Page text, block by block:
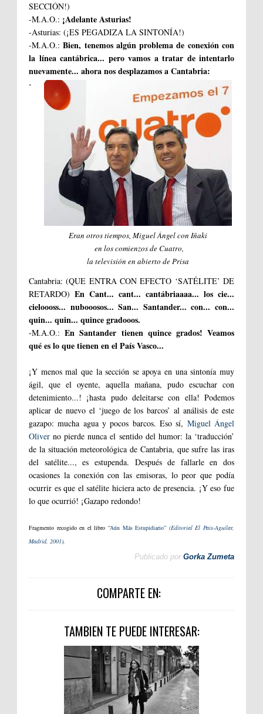
SECCIÓN!)
-M.A.O.: ¡Adelante Asturias!
-Asturias: (¡ES PEGADIZA LA SINTONÍA!)
-M.A.O.:Bien, tenemos algún problema de conexión con
la línea cantábrica... pero vamos a tratar de intentarlo
nuevamente... ahora nos desplazamos a Cantabria:
Eran otros tiempos, Miguel Ángel con Iñaki
en los comienzos de Cuatro,
la televisión en abierto de Prisa
-
Cantabria: (QUE ENTRA CON EFECTO ‘SATÉLITE’ DE
RETARDO) En Cant... cant... cantábriaaaa... los cie...
cieloooss... nubooosos... San... Santander... con... con...
quin... quin... quince gradooos.
-M.A.O.:En Santander tienen quince grados! Veamos
qué es lo que tienen en el País Vasco...
¡Y menos mal que la sección se apoya en una sintonía muy
ágil, que el oyente, aquella mañana, pudo escuchar con
detenimiento...! ¡hasta pudo deleitarse con ella! Podemos
aplicar de nuevo el ‘juego de los barcos’ al análisis de este
gazapo: mucha agua y pocos barcos. Eso sí, Miguel Ángel
Oliver no pierde nunca el sentido del humor: la ‘traducción’
de la situación meteorológica de Cantabria, que sufre las iras
del satélite..., es estupenda. Después de fallarle en dos
ocasiones la conexión con las emisoras, lo peor que podía
ocurrir es que el satélite hiciera acto de presencia. ¡Y eso fue
lo que ocurrió! ¡Gazapo redondo!
Fragmento recogido en el libro “Aún Más Estupidiario” (Editorial El País-Aguilar,
Madrid, 2001).
Publicado por Gorka Zumeta
COMPARTE EN:
TAMBIEN TE PUEDE INTERESAR: